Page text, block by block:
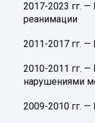
2017-2023 гг.
реанимации
2011-2017 гг. —
2010-2011 гг. —
нарушениями
2009-2010 гг. —